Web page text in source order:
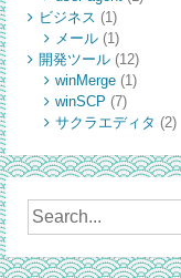
ビジネス (1)
メール(1)
開発ツール(12)
winMerge(1)
winSCP (7)
サクラエディタ (2)